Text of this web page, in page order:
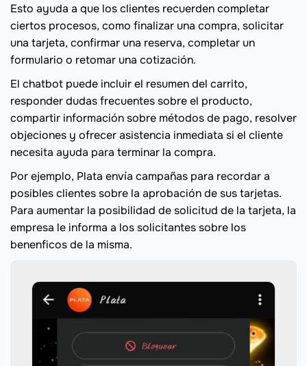
Esto ayuda a que los clientes recuerden completar
ciertos procesos, como finalizar una compra, solicitar
una tarjeta, confirmar una reserva, completar un
formulario o retomar una cotización.
El chatbot puede incluir el resumen del carrito,
responder dudas frecuentes sobre el producto,
compartir información sobre métodos de pago, resolver
objeciones y ofrecer asistencia inmediata si el cliente
necesita ayuda para terminar la compra.
Por ejemplo, Plata envía campañas para recordar a
posibles clientes sobre la aprobación de sus tarjetas.
Para aumentar la posibilidad de solicitud de la tarjeta, la
empresa le informa a los solicitantes sobre los
benenficos de la misma.